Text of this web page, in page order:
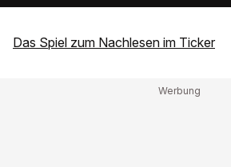
Das Spiel zum Nachlesen im Ticker